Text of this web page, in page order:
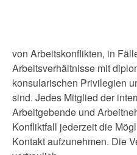
von Arbeitskonflikten, in
Arbeitsverhältnisse mit
konsularischen Privilegien
sind. Jedes Mitglied der
Arbeitgebende und
Konfliktfall jederzeit die
Kontakt aufzunehmen. Die